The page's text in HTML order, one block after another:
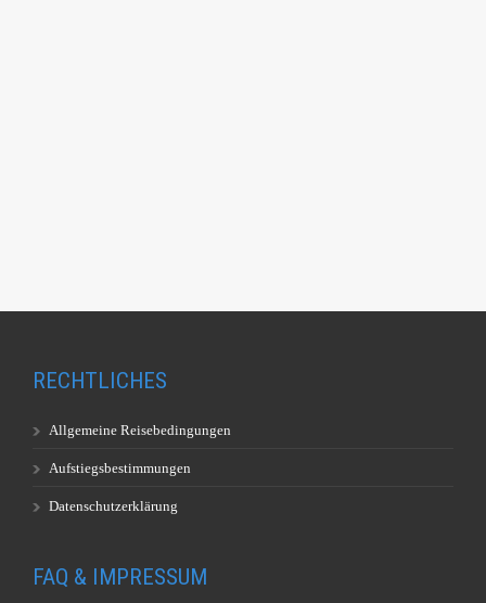
RECHTLICHES
Allgemeine Reisebedingungen
Aufstiegsbestimmungen
Datenschutzerklärung
FAQ & IMPRESSUM